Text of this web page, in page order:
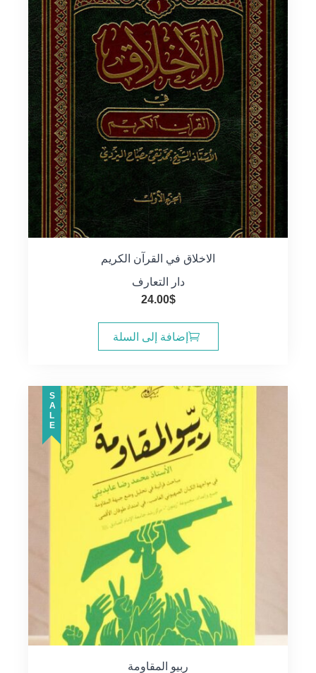
الاخلاق في القرآن الكريم
دار التعارف
24.00$
إضافة إلى السلة
SALE
ربيو المقاومة